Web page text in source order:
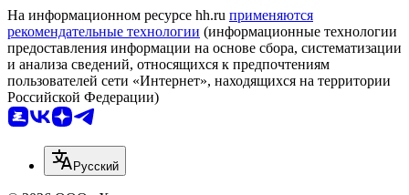
На информационном ресурсе hh.ru применяются
рекомендательные технологии (информационные технологии
предоставления информации на основе сбора, систематизации
и анализа сведений, относящихся к предпочтениям
пользователей сети «Интернет», находящихся на территории
Российской Федерации)
Русский